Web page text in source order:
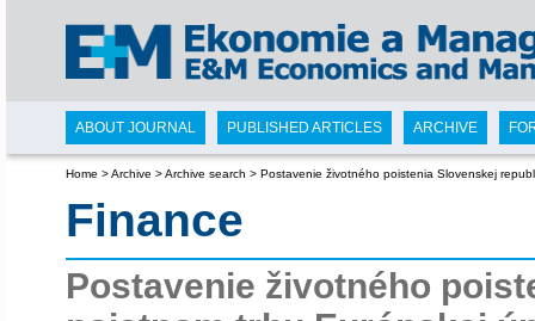
Home >Archive >Archive search > Postavenie životného poistenia Slovenskej
Finance
Postavenie životného
ABOUT JOURNAL PUBLISHED ARTICLES ARCHIVE